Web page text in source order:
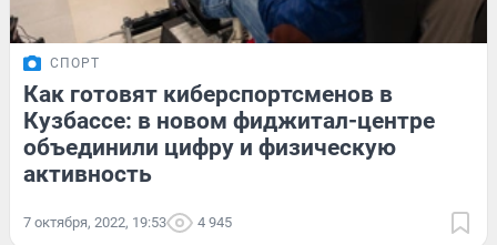
СПОРТ
Как готовят киберспортсменов в
Кузбассе: в новом фиджитал-центре
объединили цифру и физическую
активность
7 октября, 2022, 19:53 4 945